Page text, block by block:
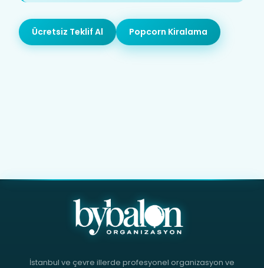
Ücretsiz Teklif Al Popcorn Kiralama
İstanbul ve çevre illerde profesyonel organizasyon ve